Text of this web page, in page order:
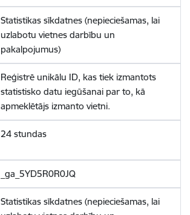
Statistikas sīkdatnes (nepieciešamas, lai
uzlabotu vietnes darbību un
pakalpojumus)
Reģistrē unikālu ID, kas tiek izmantots
statistisko datu iegūšanai par to, kā
apmeklētājs izmanto vietni.
24 stundas
_ga_5YD5R0R0JQ
Statistikas sīkdatnes (nepieciešamas, lai